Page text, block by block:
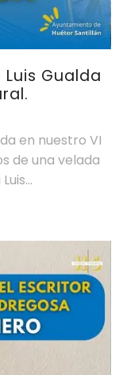
Gualda
en nuestro VI
de una velada